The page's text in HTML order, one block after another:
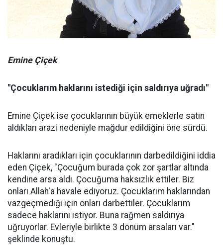
Emine Çiçek
"Çocuklarım haklarını istediği için saldırıya uğradı"
Emine Çiçek ise çocuklarının büyük emeklerle satın
aldıkları arazi nedeniyle mağdur edildiğini öne sürdü.
Haklarını aradıkları için çocuklarının darbedildiğini iddia
eden Çiçek, "Çocuğum burada çok zor şartlar altında
kendine arsa aldı. Çocuğuma haksızlık ettiler. Biz
onları Allah'a havale ediyoruz. Çocuklarım haklarından
vazgeçmediği için onları darbettiler. Çocuklarım
sadece haklarını istiyor. Buna rağmen saldırıya
uğruyorlar. Evleriyle birlikte 3 dönüm arsaları var."
şeklinde konuştu.